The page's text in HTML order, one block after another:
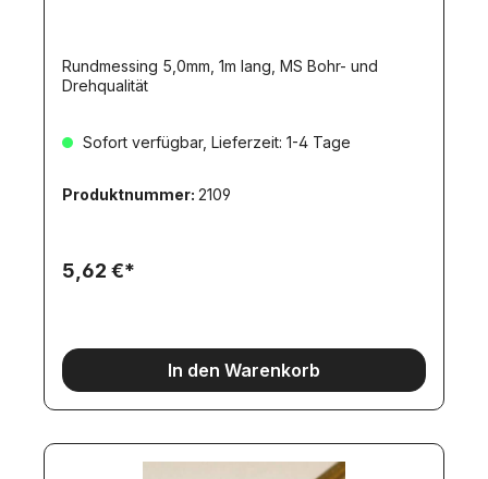
Rundmessing 5,0mm, 1m lang, MS Bohr- und
Drehqualität
Sofort verfügbar, Lieferzeit: 1-4 Tage
Produktnummer: 2109
5,62 €*
In den Warenkorb